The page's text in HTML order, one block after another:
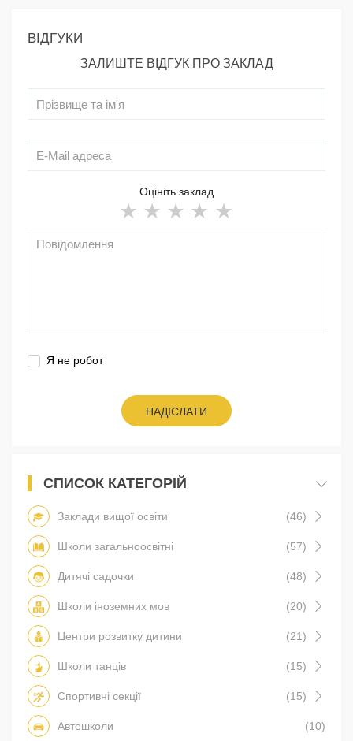
ВІДГУКИ
ЗАЛИШТЕ ВІДГУК ПРО ЗАКЛАД
Оцініть заклад
Я не робот
НАДІСЛАТИ
СПИСОК КАТЕГОРІЙ
Заклади вищої освіти (46)
Школи загальноосвітні (57)
Дитячі садочки (48)
Школи іноземних мов (20)
Центри розвитку дитини (21)
Школи танців (15)
Спортивні секції (15)
Автошколи (10)